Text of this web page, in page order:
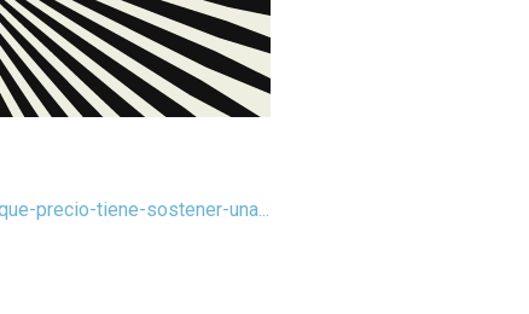
precio-tiene-sostener-una...